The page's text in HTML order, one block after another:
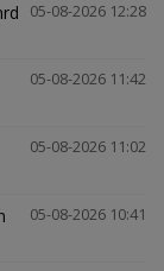
05-08-2026 12:28
05-08-2026 11:42
05-08-2026 11:02
05-08-2026 10:41